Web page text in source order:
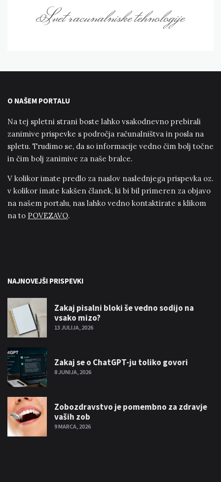
Svet racunalniske tehnologije
O NAŠEM PORTALU
Na tej spletni strani boste lahko vsakodnevno prebirali
zanimive prispevke s področja računalništva in posla na
spletu. Trudimo se, da so informacije vedno čim bolj točne
in čim bolj zanimive za naše bralce.
V kolikor imate predlo za naslov naslednjega prispevka oz.
v kolikor imate kakšen članek, ki bi bil primeren za objavo
na našem portalu, nas lahko vedno kontaktirate s klikom
na to POVEZAVO.
NAJNOVEJŠI PRISPEVKI
Zakaj pisalni bloki še vedno sodijo na
vsako mizo?
13 JULIJA, 2026
Zakaj se o ChatGPT-ju toliko govori
8 JUNIJA, 2026
Zobozdravstvo je pomembno za zdravje
vaših zob
9 MARCA, 2026